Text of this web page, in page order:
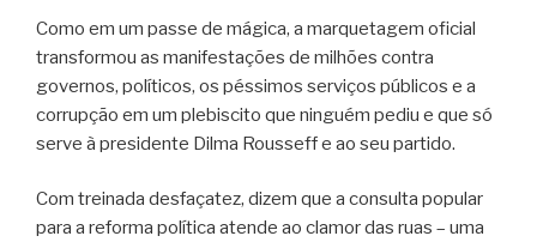
Como em um passe de mágica, a marquetagem oficial
transformou as manifestações de milhões contra
governos, políticos, os péssimos serviços públicos e a
corrupção em um plebiscito que ninguém pediu e que só
serve à presidente Dilma Rousseff e ao seu partido.
Com treinada desfaçatez, dizem que a consulta popular
para a reforma política atende ao clamor das ruas – uma